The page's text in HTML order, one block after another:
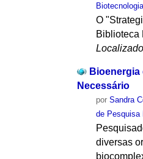
Biotecnologia
O
Biblioteca
Necessário
porSandra
de Pesquisa
diversas